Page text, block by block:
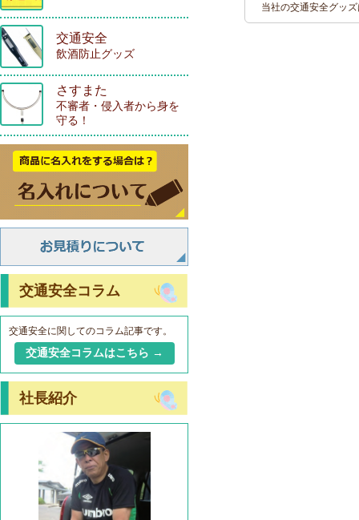
当社の交通安全グッ
交通安全
飲酒防止グッズ
さすまた
不審者・侵入者から身を
守る！
交通安全コラム
交通安全に関してのコラム記事です。
交通安全コラムはこちら →
社長紹介